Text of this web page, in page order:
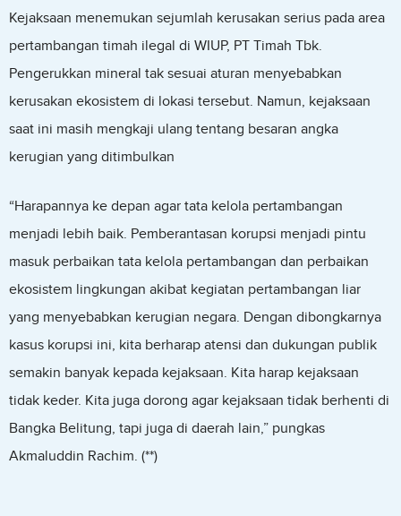
Kejaksaan menemukan sejumlah kerusakan serius pada area
pertambangan timah ilegal di WIUP, PT Timah Tbk.
Pengerukkan mineral tak sesuai aturan menyebabkan
kerusakan ekosistem di lokasi tersebut. Namun, kejaksaan
saat ini masih mengkaji ulang tentang besaran angka
kerugian yang ditimbulkan
“Harapannya ke depan agar tata kelola pertambangan
menjadi lebih baik. Pemberantasan korupsi menjadi pintu
masuk perbaikan tata kelola pertambangan dan perbaikan
ekosistem lingkungan akibat kegiatan pertambangan liar
yang menyebabkan kerugian negara. Dengan dibongkarnya
kasus korupsi ini, kita berharap atensi dan dukungan publik
semakin banyak kepada kejaksaan. Kita harap kejaksaan
tidak keder. Kita juga dorong agar kejaksaan tidak berhenti di
Bangka Belitung, tapi juga di daerah lain,” pungkas
Akmaluddin Rachim. (**)